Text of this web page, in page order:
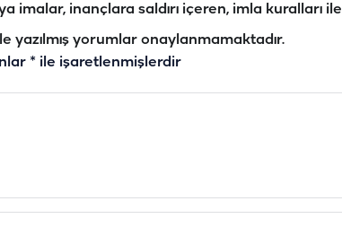
inançlara saldırı içeren, imla kuralları ile
yorumlar onaylanmamaktadır.
* ile işaretlenmişlerdir